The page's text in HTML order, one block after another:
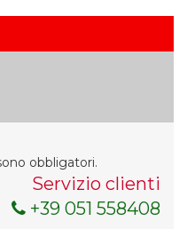
obbligatori.
Servizio clienti
+39 051 558408